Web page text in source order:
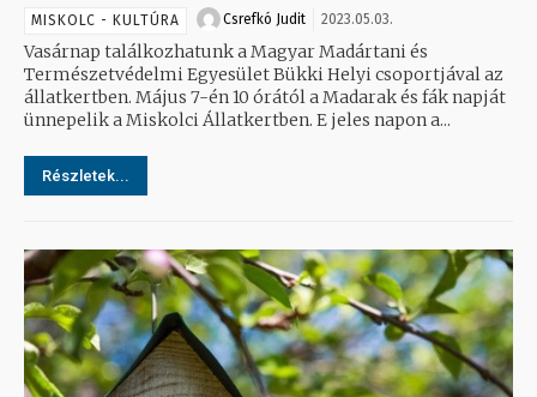
MISKOLC - KULTÚRA Csrefkó Judit 2023.05.03.
Vasárnap találkozhatunk a Magyar Madártani és
Természetvédelmi Egyesület Bükki Helyi csoportjával az
állatkertben. Május 7-én 10 órától a Madarak és fák napját
ünnepelik a Miskolci Állatkertben. E jeles napon a...
Részletek...